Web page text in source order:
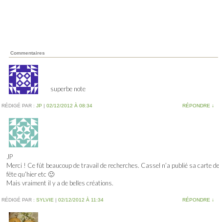
Commentaires
superbe note
RÉDIGÉ PAR : JP | 02/12/2012 À 08:34 RÉPONDRE ↓
JP
Merci ! Ce fût beaucoup de travail de recherches. Cassel n’a publié sa carte de
fête qu’hier etc 🙂
Mais vraiment il y a de belles créations.
RÉDIGÉ PAR : SYLVIE | 02/12/2012 À 11:34 RÉPONDRE ↓